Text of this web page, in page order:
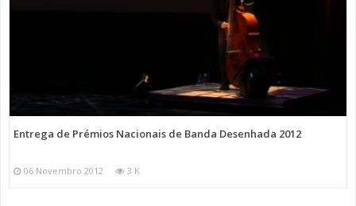
Entrega de Prémios Nacionais de Banda Desenhada 2012
06 Novembro 2012 3 K